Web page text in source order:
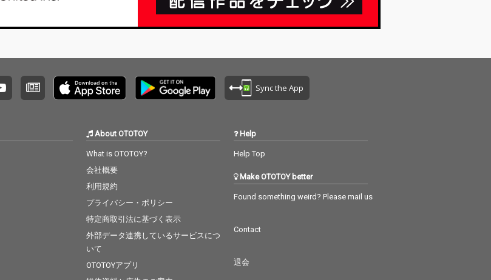
Sync the App
About OTOTOY
What is OTOTOY?
会社概要
利用規約
プライバシー・ポリシー
特定商取引法に基づく表示
外部データ連携しているサービスにつ
いて
OTOTOYアプリ
Help
Help Top
Make OTOTOY better
Found something weird? Please mail us
Contact
退会